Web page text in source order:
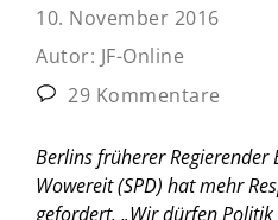
10. November 2016
Autor: JF-Online
29 Kommentare
Berlins früherer Regierender
Wowereit (SPD) hat mehr
gefordert. „Wir dürfen